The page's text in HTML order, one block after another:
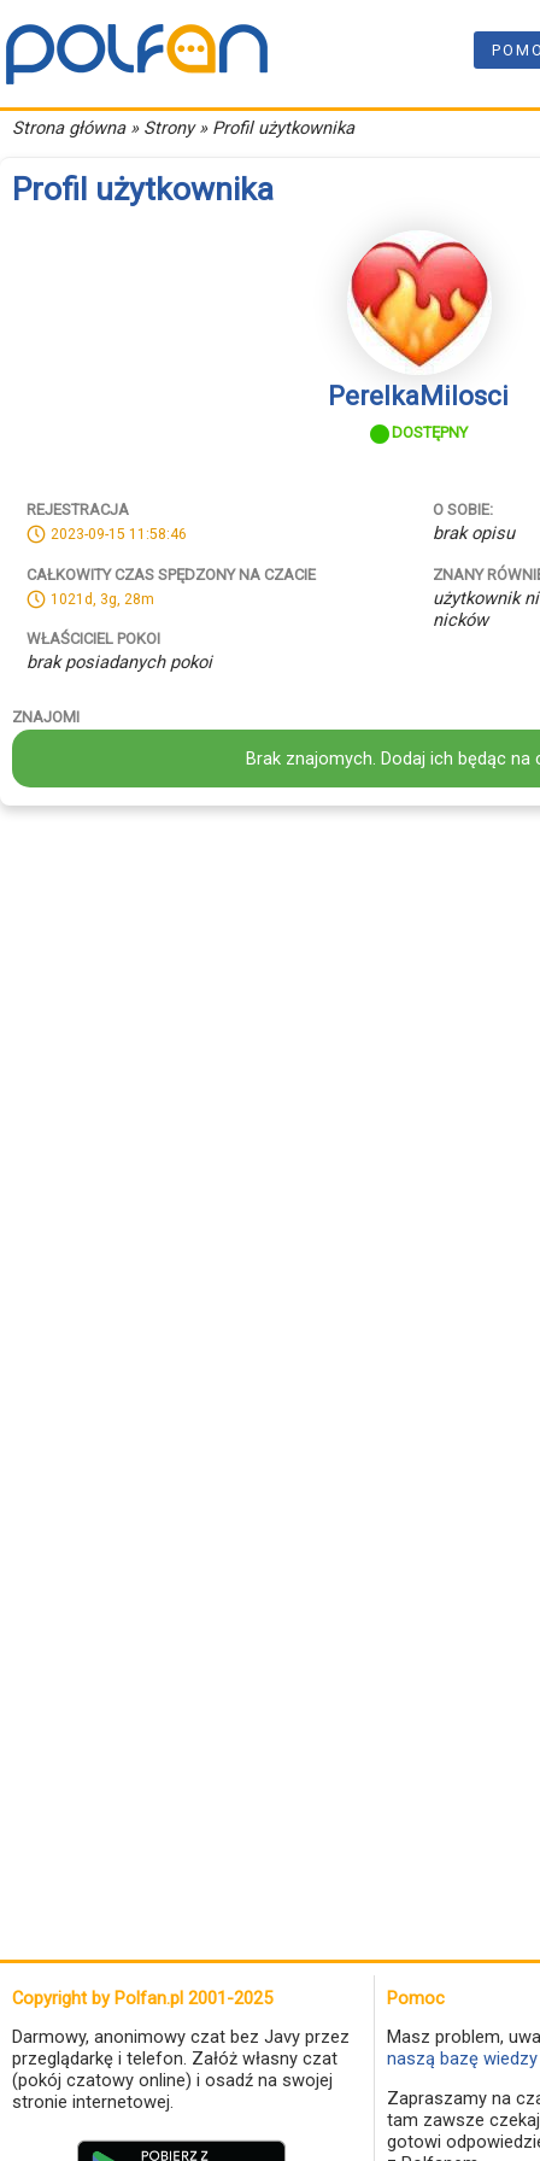
Strona główna» Strony » Profil użytkownika
Profil użytkownika
PerelkaMilosci
DOSTĘPNY
REJESTRACJA
2023-09-15 11:58:46
CAŁKOWITY CZAS SPĘDZONY NA CZACIE
1021d, 3g, 28m
WŁAŚCICIEL POKOI
brak posiadanych pokoi
O SOBIE:
brak opisu
ZNANY
użytkownik
nicków
ZNAJOMI
Brak znajomych. Dodaj ich będąc na
Copyright by Polfan.pl 2001-2025
Darmowy, anonimowy czat bez Javy przez
przeglądarkę i telefon. Załóż własny czat
(pokój czatowy online) i osadź na swojej
stronie internetowej.
Pomoc
Masz problem,
naszą bazę
Zapraszamy na
tam zawsze
gotowi